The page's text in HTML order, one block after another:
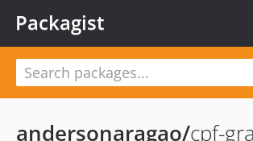
Packagist
andersonaragao/cpf-